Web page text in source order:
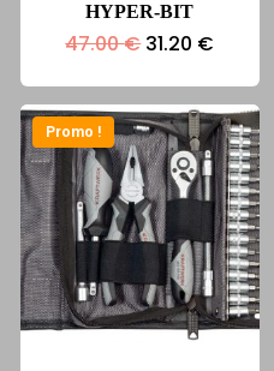
HYPER-BIT
47.00€ Le
initial
était :
47.00 €.
31.20 €
actuel
est :
31.20 €.
Promo !